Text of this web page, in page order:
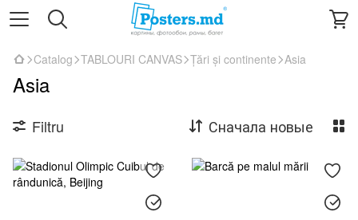
Catalog TABLOURI CANVAS Țări și continente Asia
Asia
Filtru Сначала новые